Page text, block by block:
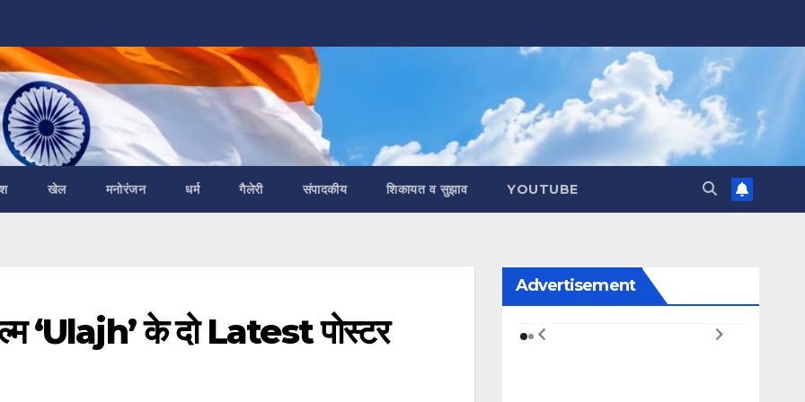
खेल मनोरंजन धर्म गैलेरी संपादकीय शिकायत व सुझाव YOUTUBE
‘Ulajh’ के दो Latest पोस्टर
Advertisement